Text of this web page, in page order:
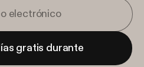
gratis durante